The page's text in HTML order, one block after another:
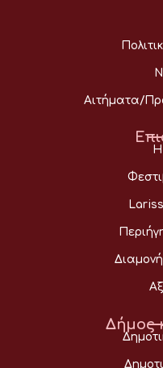
Αιτήματα/
Δήμος